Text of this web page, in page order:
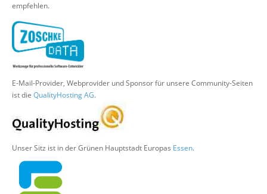
empfehlen.
E-Mail-Provider, Webprovider und Sponsor für unsere Community-Seiten
ist die QualityHosting AG.
Unser Sitz ist in der Grünen Hauptstadt Europas Essen.